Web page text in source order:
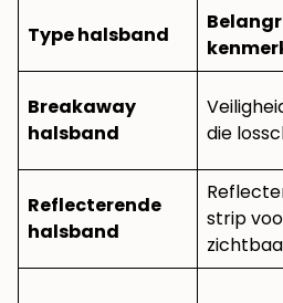
Type halsband
Breakaway
halsband
die
Reflecterende
halsband
strip